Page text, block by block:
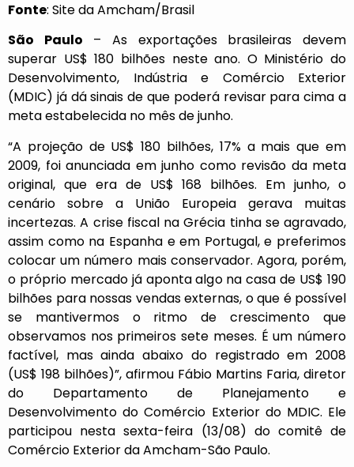
Fonte: Site da Amcham/Brasil
São Paulo – As exportações brasileiras devem
superar US$ 180 bilhões neste ano. O Ministério do
Desenvolvimento, Indústria e Comércio Exterior
(MDIC) já dá sinais de que poderá revisar para cima a
meta estabelecida no mês de junho.
“A projeção de US$ 180 bilhões, 17% a mais que em
2009, foi anunciada em junho como revisão da meta
original, que era de US$ 168 bilhões. Em junho, o
cenário sobre a União Europeia gerava muitas
incertezas. A crise fiscal na Grécia tinha se agravado,
assim como na Espanha e em Portugal, e preferimos
colocar um número mais conservador. Agora, porém,
o próprio mercado já aponta algo na casa de US$ 190
bilhões para nossas vendas externas, o que é possível
se mantivermos o ritmo de crescimento que
observamos nos primeiros sete meses. É um número
factível, mas ainda abaixo do registrado em 2008
(US$ 198 bilhões)”, afirmou Fábio Martins Faria, diretor
do Departamento de Planejamento e
Desenvolvimento do Comércio Exterior do MDIC. Ele
participou nesta sexta-feira (13/08) do comitê de
Comércio Exterior da Amcham-São Paulo.